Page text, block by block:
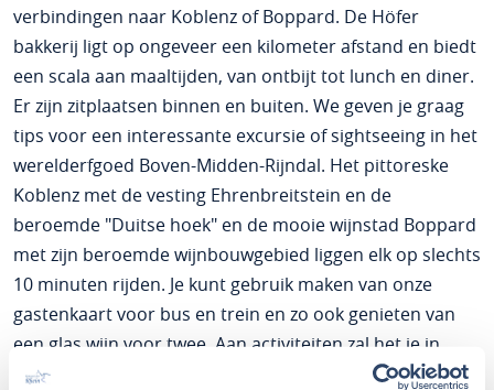
verbindingen naar Koblenz of Boppard. De Höfer
bakkerij ligt op ongeveer een kilometer afstand en biedt
een scala aan maaltijden, van ontbijt tot lunch en diner.
Er zijn zitplaatsen binnen en buiten. We geven je graag
tips voor een interessante excursie of sightseeing in het
werelderfgoed Boven-Midden-Rijndal. Het pittoreske
Koblenz met de vesting Ehrenbreitstein en de
beroemde "Duitse hoek" en de mooie wijnstad Boppard
met zijn beroemde wijnbouwgebied liggen elk op slechts
10 minuten rijden. Je kunt gebruik maken van onze
gastenkaart voor bus en trein en zo ook genieten van
een glas wijn voor twee. Aan activiteiten zal het je in
onze omgeving niet ontbreken. Voor elk van onze